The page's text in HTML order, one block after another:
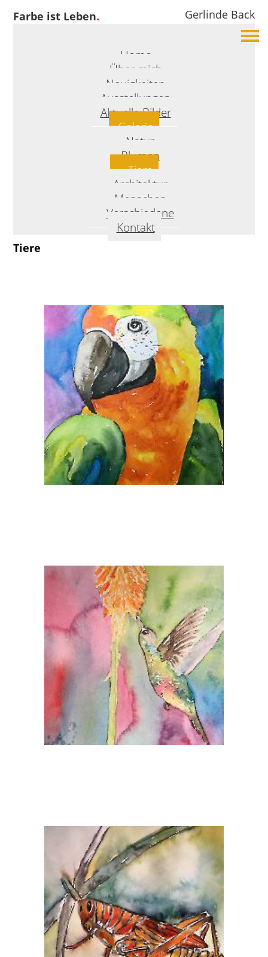
Farbe ist Leben. Gerlinde Back
Home
Über mich
Neuigkeiten
Ausstellungen
Aktuelle Bilder
Galerie
Natur
Blumen
Tiere
Architektur
Menschen
Verschiedene
Kontakt
Tiere